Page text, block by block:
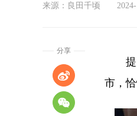
来源：良田千顷 2024-
分享
提起
市，